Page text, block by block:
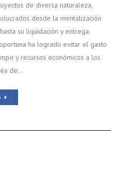
de diversa naturaleza,
desde la mentalización
su liquidación y entrega.
ha logrado evitar el gasto
y recursos económicos a los
de…